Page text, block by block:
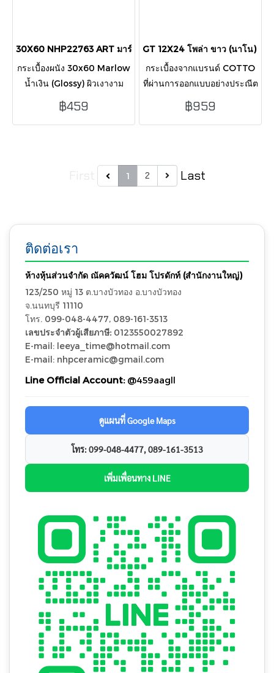
30X60 NHP22763 ART มาร์โลว์ น้ำเงิน (glossy)
กระเบื้องผนัง 30x60 Marlow
น้ำเงิน (Glossy) ผิวเงางาม
สวยหรู สไตล์โมเดิร์น เหมาะ
สำหรับตกแต่งผนังภายในและ
฿459
GT 12X24 โพล่า ขาว (นาโน)
กระเบื้องจากแบรนด์ COTTO
ที่ผ่านการออกแบบอย่างประณีต
สวยงาม เป็นที่รู้จักด้วยสไตล์
ความหรูหรา สี Whiteสวยงาม
฿959
1 2 Last
ติดต่อเรา
ห้างหุ้นส่วนจำกัด ณัคควัฒน์ โฮม โปรดักท์ (สำนักงานใหญ่)
123/250 หมู่ 13 ต.บางบัวทอง อ.บางบัวทอง
จ.นนทบุรี 11110
โทร. 099-048-4477, 089-161-3513
เลขประจำตัวผู้เสียภาษี: 0123550027892
E-mail: leeya_time@hotmail.com
E-mail: nhpceramic@gmail.com
Line Official Account:@459aagll
ดูแผนที่ Google Maps
โทร: 099-048-4477, 089-161-3513
เพิ่มเพื่อนทาง LINE